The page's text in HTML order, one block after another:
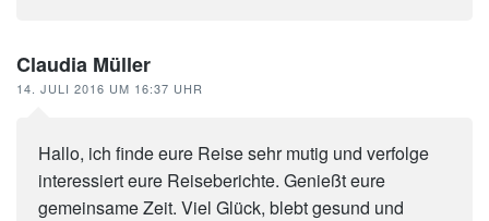
Claudia Müller
14. JULI 2016 UM 16:37 UHR
Hallo, ich finde eure Reise sehr mutig und verfolge
interessiert eure Reiseberichte. Genießt eure
gemeinsame Zeit. Viel Glück, blebt gesund und